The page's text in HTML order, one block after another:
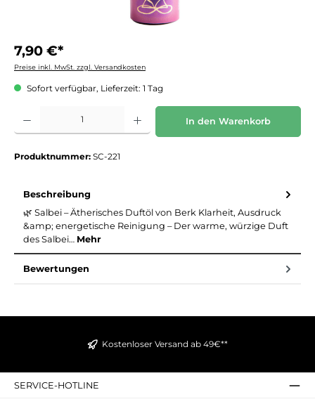
7,90 €*
Preise inkl. MwSt. zzgl. Versandkosten
Sofort verfügbar, Lieferzeit: 1 Tag
Produkt Anzahl: Gib den gewünschten Wert ein oder benutze die Schaltflächen um
In den Warenkorb
Produktnummer: SC-221
Beschreibung
🌿 Salbei – Ätherisches Duftöl von Berk Klarheit, Ausdruck
&amp; energetische Reinigung – Der warme, würzige Duft
des Salbei… Mehr
Bewertungen
Kostenloser Versand ab 49€**
SERVICE-HOTLINE